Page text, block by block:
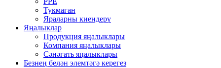
Тукмаган
Яраларны киендерү
Яңалыклар
Продукция яңалыклары
Компания яңалыклары
Сәнәгать яңалыклары
Безнең белән элемтәгә керегез